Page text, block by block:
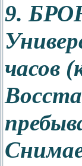
9.
часов